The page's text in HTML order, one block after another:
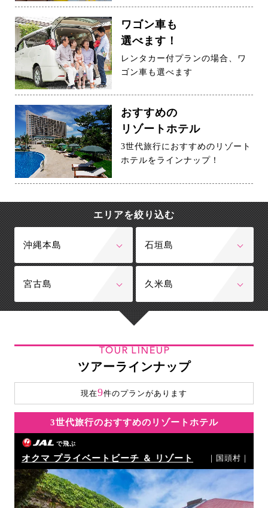
ワゴン車も
選べます！
レンタカー付プランの場合、ワ
ゴン車も選べます
おすすめの
リゾートホテル
3世代旅行におすすめのリゾート
ホテルをラインナップ！
エリアを絞り込む
沖縄本島 石垣島
宮古島 久米島
TOUR LINEUP
ツアーラインナップ
現在9件のプランがあります
3世代旅行のおすすめのリゾートホテル
で飛ぶ
オクマ プライベートビーチ ＆ リゾート ｜国頭村｜